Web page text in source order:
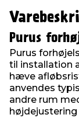
Purus
Purus
til installation
hæve
anvendes
andre rum